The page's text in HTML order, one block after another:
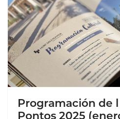
Programación de
Pontos 2025